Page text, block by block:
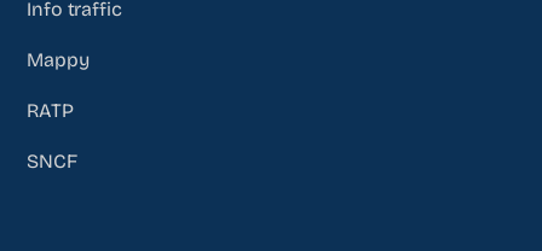
Info traffic
Mappy
RATP
SNCF